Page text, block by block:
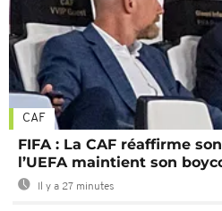
CAF
FIFA : La CAF réaffirme
l’UEFA maintient son
Il y a 27 minutes